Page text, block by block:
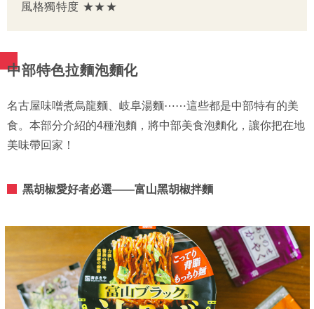
風格獨特度 ★★★
中部特色拉麵泡麵化
名古屋味噌煮烏龍麵、岐阜湯麵⋯⋯這些都是中部特有的美
食。本部分介紹的4種泡麵，將中部美食泡麵化，讓你把在地
美味帶回家！
黑胡椒愛好者必選——富山黑胡椒拌麵